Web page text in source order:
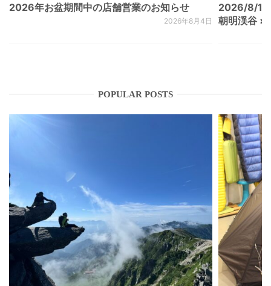
2026年お盆期間中の店舗営業のお知らせ
2026年8月4日
2026/8/
朝明渓谷 ×
POPULAR POSTS